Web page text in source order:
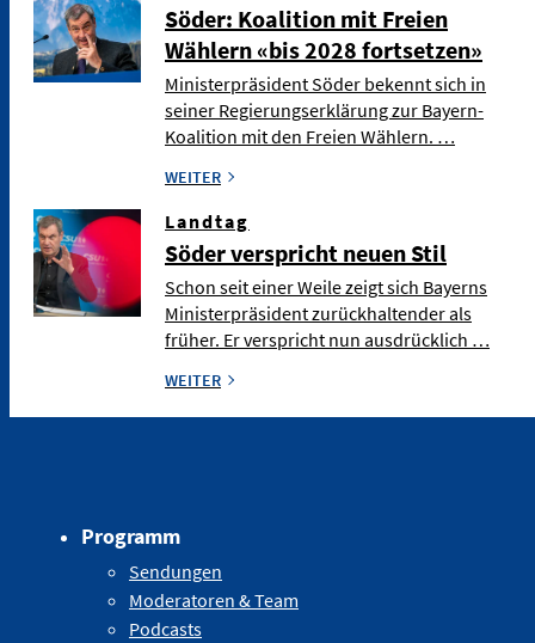
Söder: Koalition mit Freien
Wählern «bis 2028 fortsetzen»
Ministerpräsident Söder bekennt sich in
seiner Regierungserklärung zur Bayern-
Koalition mit den Freien Wählern. …
WEITER
Landtag
Söder verspricht neuen Stil
Schon seit einer Weile zeigt sich Bayerns
Ministerpräsident zurückhaltender als
früher. Er verspricht nun ausdrücklich …
WEITER
Programm
Sendungen
Moderatoren & Team
Podcasts